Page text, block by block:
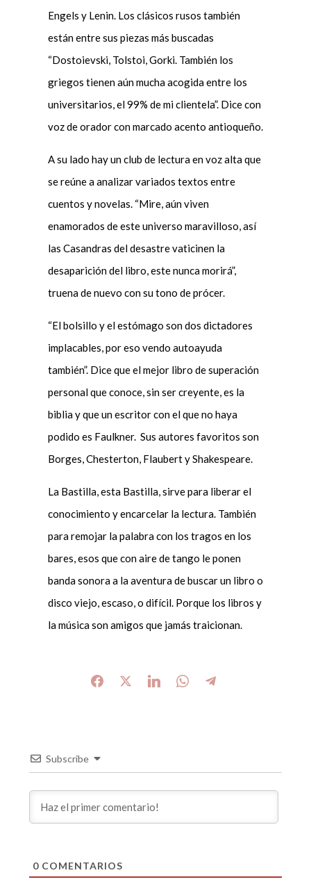
Engels y Lenin. Los clásicos rusos también
están entre sus piezas más buscadas
“Dostoievski, Tolstoi, Gorki. También los
griegos tienen aún mucha acogida entre los
universitarios, el 99% de mi clientela”. Dice con
voz de orador con marcado acento antioqueño.
A su lado hay un club de lectura en voz alta que
se reúne a analizar variados textos entre
cuentos y novelas. “Mire, aún viven
enamorados de este universo maravilloso, así
las Casandras del desastre vaticinen la
desaparición del libro, este nunca morirá”,
truena de nuevo con su tono de prócer.
“El bolsillo y el estómago son dos dictadores
implacables, por eso vendo autoayuda
también”. Dice que el mejor libro de superación
personal que conoce, sin ser creyente, es la
biblia y que un escritor con el que no haya
podido es Faulkner. Sus autores favoritos son
Borges, Chesterton, Flaubert y Shakespeare.
La Bastilla, esta Bastilla, sirve para liberar el
conocimiento y encarcelar la lectura. También
para remojar la palabra con los tragos en los
bares, esos que con aire de tango le ponen
banda sonora a la aventura de buscar un libro o
disco viejo, escaso, o difícil. Porque los libros y
la música son amigos que jamás traicionan.
Subscribe
0COMENTARIOS